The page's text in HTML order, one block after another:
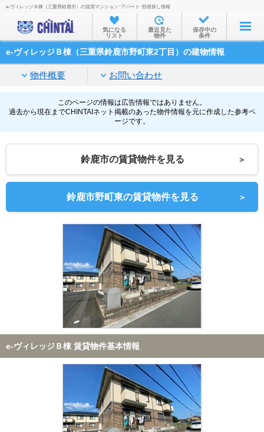
お部屋を探す
沿線・駅から
家賃相場から
通勤通学時間から
物件特集から
不動産会社から
TOP
e-ヴィレッジＢ棟（三重県鈴鹿市）の賃貸マンション･アパート･部屋探し情報
気になる
リスト
最近見た
物件
保存中の
条件
e-ヴィレッジＢ棟（三重県鈴鹿市野町東2丁目）の建物情報
物件概要 お問い合わせ
このページの情報は広告情報ではありません。
過去から現在までCHINTAIネット掲載のあった物件情報を元に作成した参考ペ
ージです。
鈴鹿市の賃貸物件を見る ＞
鈴鹿市野町東の賃貸物件を見る ＞
e-ヴィレッジＢ棟 賃貸物件基本情報